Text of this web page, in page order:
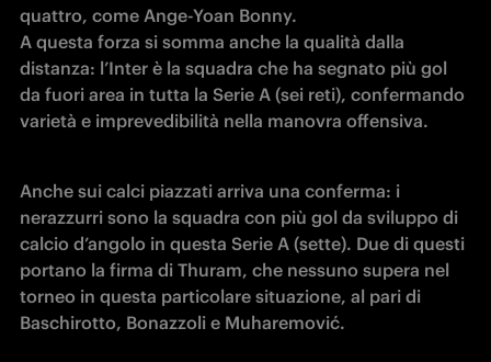
quattro, come Ange-Yoan Bonny.
A questa forza si somma anche la qualità dalla
distanza: l’Inter è la squadra che ha segnato più gol
da fuori area in tutta la Serie A (sei reti), confermando
varietà e imprevedibilità nella manovra offensiva.
Anche sui calci piazzati arriva una conferma: i
nerazzurri sono la squadra con più gol da sviluppo di
calcio d’angolo in questa Serie A (sette). Due di questi
portano la firma di Thuram, che nessuno supera nel
torneo in questa particolare situazione, al pari di
Baschirotto, Bonazzoli e Muharemović.